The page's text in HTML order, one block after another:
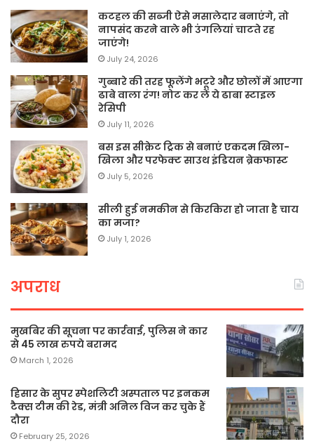
कटहल की सब्जी ऐसे मसालेदार बनाएंगे, तो
नापसंद करने वाले भी उंगलियां चाटते रह
जाएंगे!
July 24, 2026
गुब्बारे की तरह फूलेंगे भटूरे और छोलों में आएगा
ढाबे वाला रंग! नोट कर लें ये ढाबा स्टाइल
रेसिपी
July 11, 2026
बस इस सीक्रेट ट्रिक से बनाएं एकदम खिला-
खिला और परफेक्ट साउथ इंडियन ब्रेकफास्ट
July 5, 2026
सीली हुई नमकीन से किरकिरा हो जाता है चाय
का मजा?
July 1, 2026
अपराध
मुखबिर की सूचना पर कार्रवाई, पुलिस ने कार
से 45 लाख रुपये बरामद
March 1, 2026
हिसार के सुपर स्पेशलिटी अस्पताल पर इनकम
टैक्स टीम की रेड, मंत्री अनिल विज कर चुके हैं
दौरा
February 25, 2026